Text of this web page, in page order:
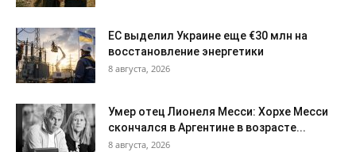
ЕС выделил Украине еще €30 млн на
восстановление энергетики
8 августа, 2026
Умер отец Лионеля Месси: Хорхе Месси
скончался в Аргентине в возрасте...
8 августа, 2026